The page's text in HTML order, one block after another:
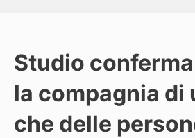
Studio
la compagnia di
che delle